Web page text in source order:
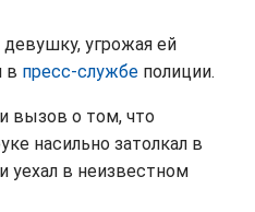
угрожая ей
в пресс-службе полиции.
вызов о том, что
насильно затолкал в
уехал в неизвестном